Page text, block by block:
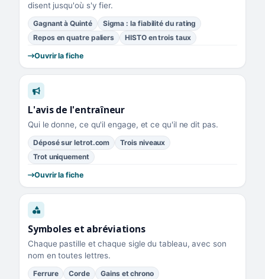
disent jusqu'où s'y fier.
Gagnant à Quinté
Sigma : la fiabilité du rating
Repos en quatre paliers
HISTO en trois taux
Ouvrir la fiche
L'avis de l'entraîneur
Qui le donne, ce qu'il engage, et ce qu'il ne dit pas.
Déposé sur letrot.com
Trois niveaux
Trot uniquement
Ouvrir la fiche
Symboles et abréviations
Chaque pastille et chaque sigle du tableau, avec son
nom en toutes lettres.
Ferrure Corde
Gains et chrono